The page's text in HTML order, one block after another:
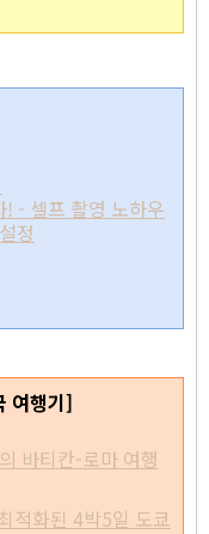
- 셀프 촬영 노하우
정
여행기]
바티칸-로마 여행
적화된 4박5일 도쿄